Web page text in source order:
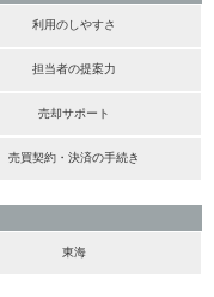
利用のしやすさ
担当者の提案力
売却サポート
売買契約・決済の手続き
東海